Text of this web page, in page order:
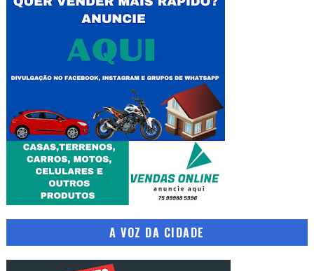
A VOZ DA CIDADE